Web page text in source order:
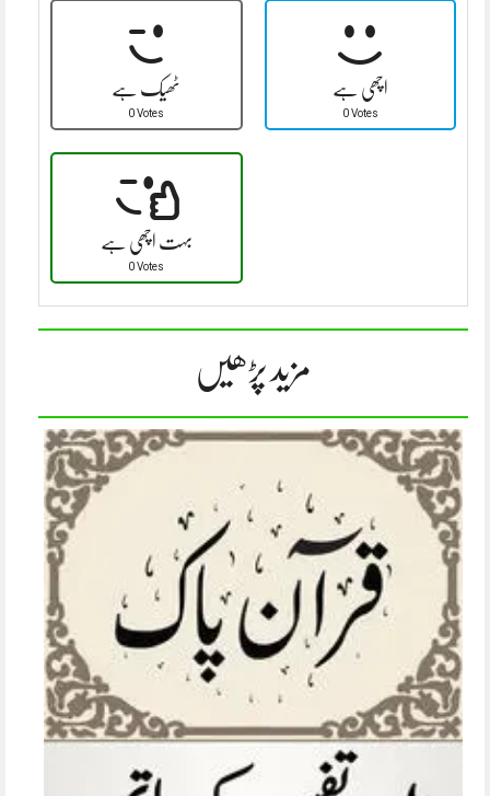
ٹھیک ہے
0 Votes
اچھی ہے
0 Votes
بہت اچھی ہے
0 Votes
مزید پڑھیں